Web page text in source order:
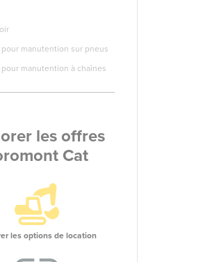
pour manutention sur pneus
manutention à chaînes
les offres
Cat
les options de location